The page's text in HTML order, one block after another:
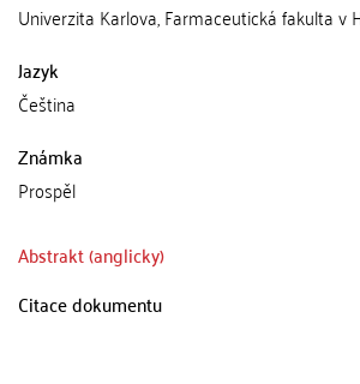
Univerzita Karlova, Farmaceutická fakulta v
Jazyk
Čeština
Známka
Prospěl
Abstrakt (anglicky)
Citace dokumentu